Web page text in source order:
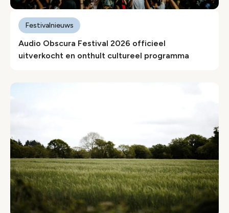
Audio Obscura Festival 2026 officieel
uitverkocht en onthult cultureel programma
Festivalnieuws